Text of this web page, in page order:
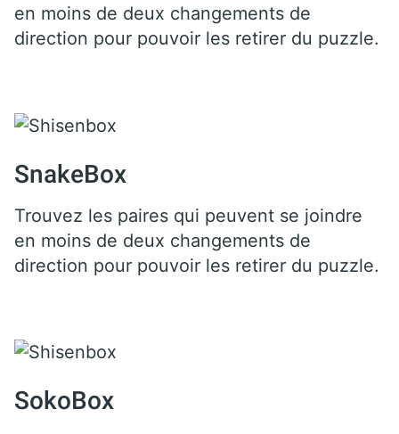
en moins de deux changements de
direction pour pouvoir les retirer du puzzle.
SnakeBox
Trouvez les paires qui peuvent se joindre
en moins de deux changements de
direction pour pouvoir les retirer du puzzle.
SokoBox